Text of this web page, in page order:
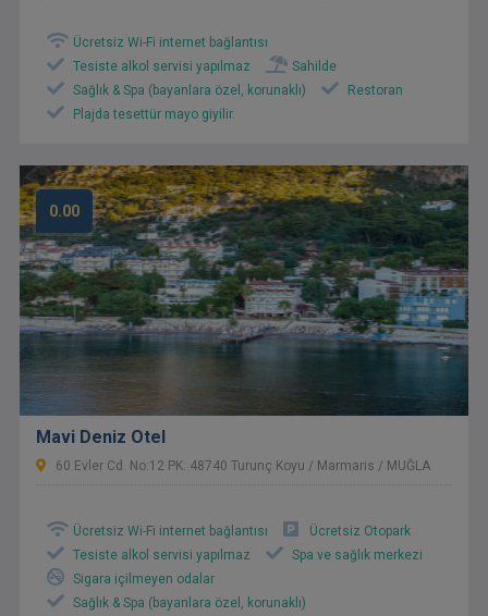
Ücretsiz Wi-Fi internet bağlantısı
Tesiste alkol servisi yapılmaz
Sahilde
Sağlık & Spa (bayanlara özel, korunaklı)
Restoran
Plajda tesettür mayo giyilir.
0.00
Mavi Deniz Otel
60 Evler Cd. No:12 PK: 48740 Turunç Koyu / Marmaris / MUĞLA
Ücretsiz Wi-Fi internet bağlantısı
Ücretsiz Otopark
Tesiste alkol servisi yapılmaz
Spa ve sağlık merkezi
Sigara içilmeyen odalar
Sağlık & Spa (bayanlara özel, korunaklı)